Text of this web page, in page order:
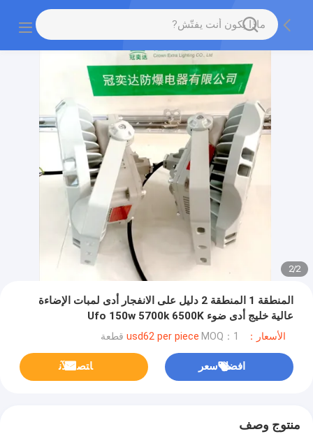
2
/
2
المنطقة 1 المنطقة 2 دليل على الانفجار أدى لمبات الإضاءة
عالية خليج أدى ضوء Ufo 150w 5700k 6500K
الأسعار：usd62 per piece MOQ：1 قطعة
افضل سعر ﺎﺘﺼﻟ ﺍﻶﻧ
منتوج وصف